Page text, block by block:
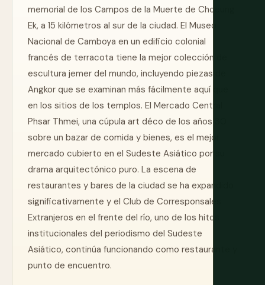
memorial de los Campos de la Muerte de Choeung
Ek, a 15 kilómetros al sur de la ciudad. El Museo
Nacional de Camboya en un edificio colonial
francés de terracota tiene la mejor colección de
escultura jemer del mundo, incluyendo piezas de
Angkor que se examinan más fácilmente aquí que
en los sitios de los templos. El Mercado Central
Phsar Thmei, una cúpula art déco de los años 30
sobre un bazar de comida y bienes, es el mejor
mercado cubierto en el Sudeste Asiático por su
drama arquitectónico puro. La escena de
restaurantes y bares de la ciudad se ha expandido
significativamente y el Club de Corresponsales
Extranjeros en el frente del río, uno de los hitos
institucionales del periodismo del Sudeste
Asiático, continúa funcionando como restaurante y
punto de encuentro.